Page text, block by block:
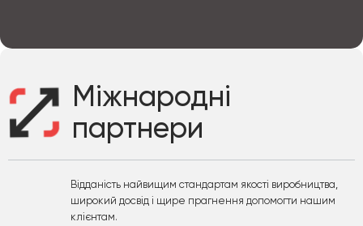
Міжнародні
партнери
Відданість найвищим стандартам якості виробництва,
широкий досвід і щире прагнення допомогти нашим
клієнтам.